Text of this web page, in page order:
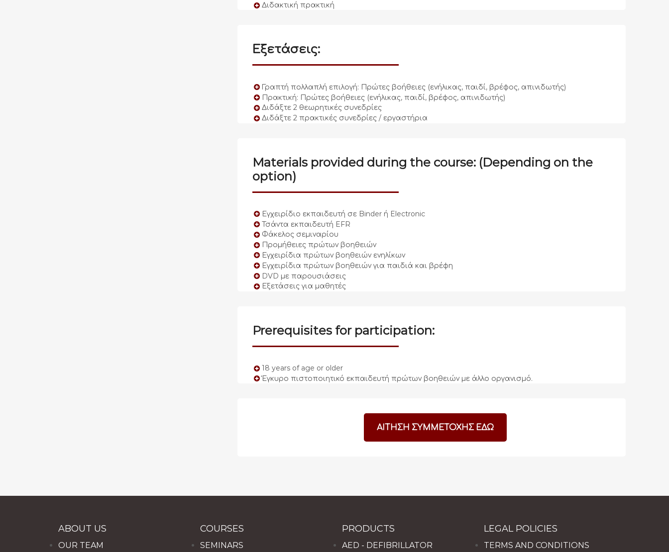
Διδακτική πρακτική
Εξετάσεις:
Γραπτή πολλαπλή επιλογή: Πρώτες βοήθειες (ενήλικας, παιδί, βρέφος, απινιδωτής)
Πρακτική: Πρώτες βοήθειες (ενήλικας, παιδί, βρέφος, απινιδωτής)
Διδάξτε 2 θεωρητικές συνεδρίες
Διδάξτε 2 πρακτικές συνεδρίες / εργαστήρια
Materials provided during the course: (Depending on the
option)
Εγχειρίδιο εκπαιδευτή σε Binder ή Electronic
Τσάντα εκπαιδευτή EFR
Φάκελος σεμιναρίου
Προμήθειες πρώτων βοηθειών
Εγχειρίδια πρώτων βοηθειών ενηλίκων
Εγχειρίδια πρώτων βοηθειών για παιδιά και βρέφη
DVD με παρουσιάσεις
Εξετάσεις για μαθητές
Prerequisites for participation:
18 years of age or older
Έγκυρο πιστοποιητικό εκπαιδευτή πρώτων βοηθειών με άλλο οργανισμό.
ΑΙΤΗΣΗ ΣΥΜΜΕΤΟΧΗΣ ΕΔΩ
ABOUT US
OUR TEAM
COURSES
SEMINARS
PRODUCTS
AED - DEFIBRILLATOR
LEGAL POLICIES
TERMS AND CONDITIONS